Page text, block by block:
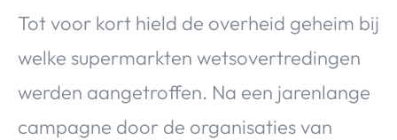
Tot voor kort hield de overheid geheim bij
welke supermarkten wetsovertredingen
werden aangetroffen. Na een jarenlange
campagne door de organisaties van